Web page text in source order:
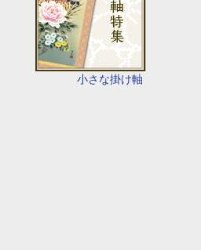
小さな掛け軸